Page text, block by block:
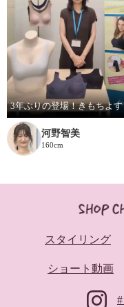
河野智美
160cm
スタイリング
ショート動画